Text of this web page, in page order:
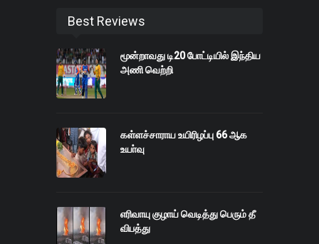
Best Reviews
மூன்றாவது டி20 போட்டியில் இந்திய
அணி வெற்றி
கள்ளச்சாராய உயிரிழப்பு 66 ஆக
உயா்வு
எரிவாயு குழாய் வெடித்து பெரும் தீ
விபத்து